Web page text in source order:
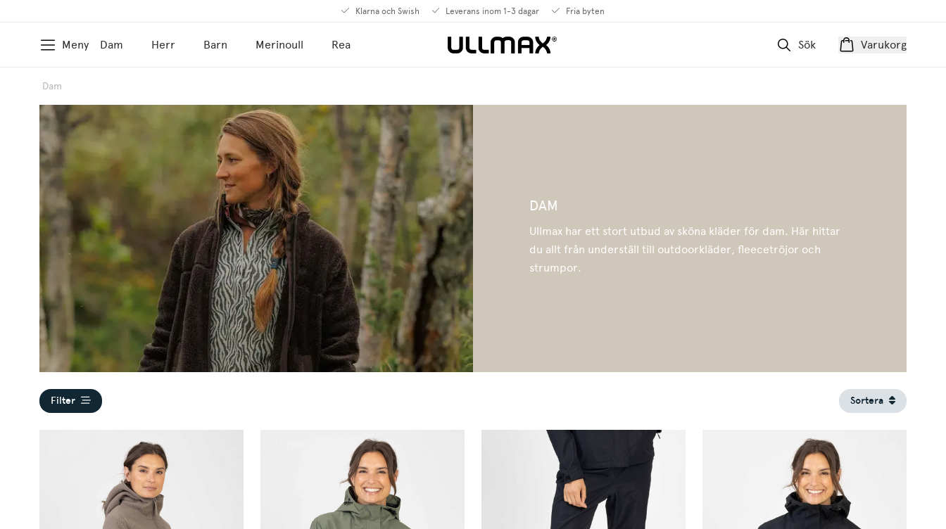
Klarna och Swish Leverans inom 1-3 dagar Fria byten
Meny Dam Herr Barn Merinoull Rea Sök Varukorg
Dam
DAM
Ullmax har ett stort utbud av sköna kläder för dam. Här hittar
du allt från underställ till outdoorkläder, fleecetröjor och
strumpor.
Filter Sortera